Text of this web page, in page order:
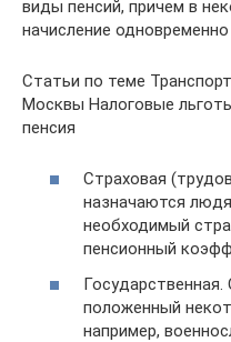
виды пенсий, причем в
начисление
Статьи по теме
Москвы Налоговые
пенсия
Страховая
назначаются
необходимый
пенсионный
положенный
например,